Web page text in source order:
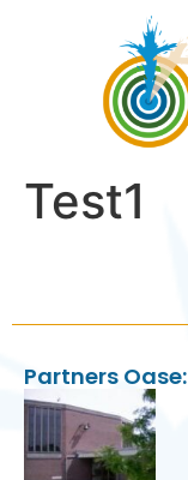
Test1
Partners Oase: